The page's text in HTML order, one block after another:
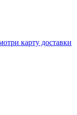
карту доставки